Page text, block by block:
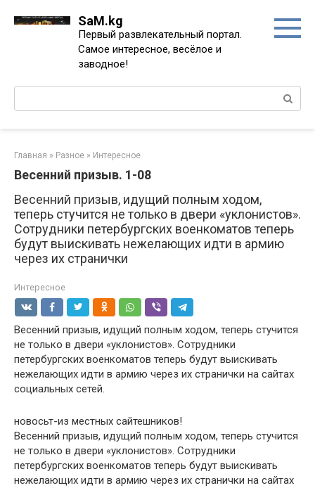
SaM.kg
Первый развлекательный портал.
Самое интересное, весёлое и
заводное!
Поиск:
Главная » Разное » Интересное
Весенний призыв. 1-08
Весенний призыв, идущий полным ходом,
теперь стучится не только в двери «уклонистов».
Сотрудники петербургских военкоматов теперь
будут выискивать нежелающих идти в армию
через их странички
Интересное
Весенний призыв, идущий полным ходом, теперь стучится
не только в двери «уклонистов». Сотрудники
петербургских военкоматов теперь будут выискивать
нежелающих идти в армию через их странички на сайтах
социальных сетей.
новосьт-из местных сайтешников!
Весенний призыв, идущий полным ходом, теперь стучится
не только в двери «уклонистов». Сотрудники
петербургских военкоматов теперь будут выискивать
нежелающих идти в армию через их странички на сайтах